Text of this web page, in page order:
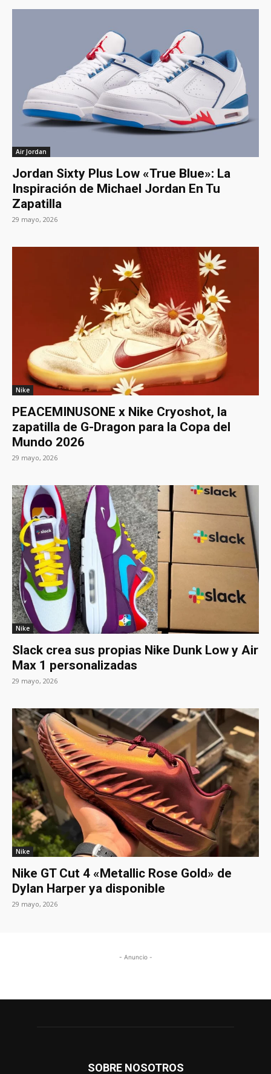
Air Jordan
Jordan Sixty Plus Low «True Blue»: La
Inspiración de Michael Jordan En Tu
Zapatilla
29 mayo, 2026
Nike
PEACEMINUSONE x Nike Cryoshot, la
zapatilla de G-Dragon para la Copa del
Mundo 2026
29 mayo, 2026
Nike
Slack crea sus propias Nike Dunk Low y Air
Max 1 personalizadas
29 mayo, 2026
Nike
Nike GT Cut 4 «Metallic Rose Gold» de
Dylan Harper ya disponible
29 mayo, 2026
- Anuncio -
SOBRE NOSOTROS